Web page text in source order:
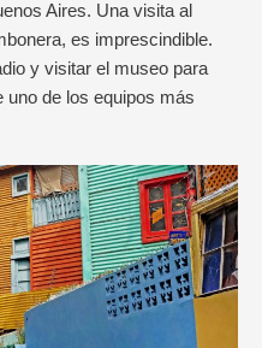
Aires. Una visita al
es imprescindible.
y visitar el museo para
de los equipos más